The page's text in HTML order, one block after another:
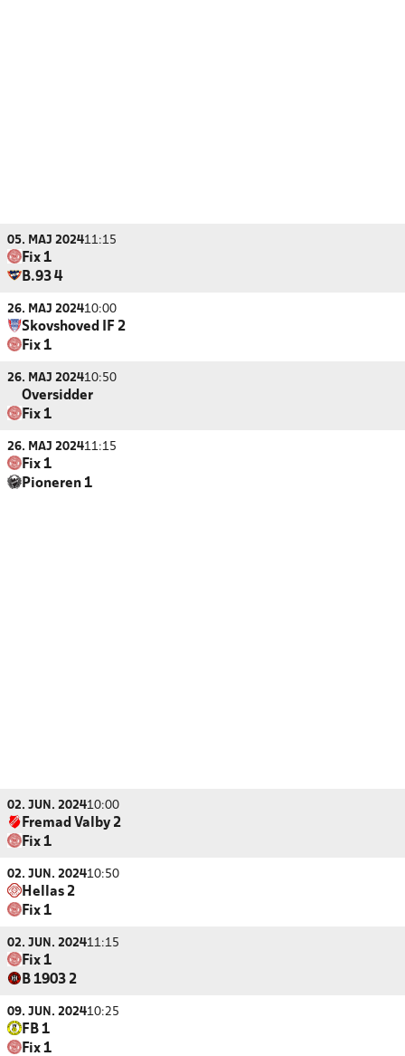
05. MAJ 202411:15
Fix 1
B.93 4
26. MAJ 202410:00
Skovshoved IF 2
Fix 1
26. MAJ 202410:50
Oversidder
Fix 1
26. MAJ 202411:15
Fix 1
Pioneren 1
02. JUN. 202410:00
Fremad Valby 2
Fix 1
02. JUN. 202410:50
Hellas 2
Fix 1
02. JUN. 202411:15
Fix 1
B 1903 2
09. JUN. 202410:25
FB 1
Fix 1